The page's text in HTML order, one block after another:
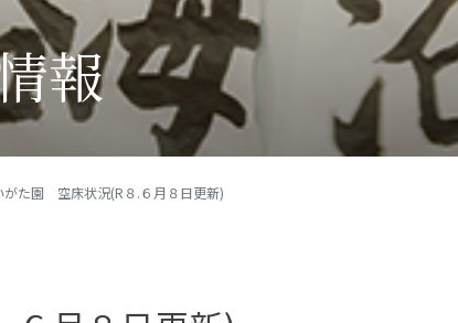
報
がた園 空床状況(R８.６月８日更新)